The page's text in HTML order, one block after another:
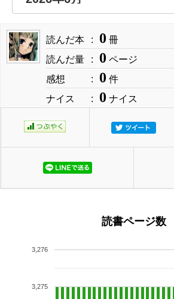
読んだ本 0 冊
読んだ量
0 ページ
感想
0 件
ナイス
0 ナイス
読書ページ数
3,275
3,276